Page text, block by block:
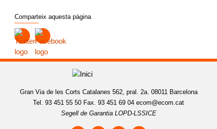
Comparteix aquesta pàgina
Gran Via de les Corts Catalanes 562, pral. 2a. 08011 Barcelona
Tel. 93 451 55 50 Fax. 93 451 69 04 ecom@ecom.cat
Segell de Garantia LOPD-LSSICE